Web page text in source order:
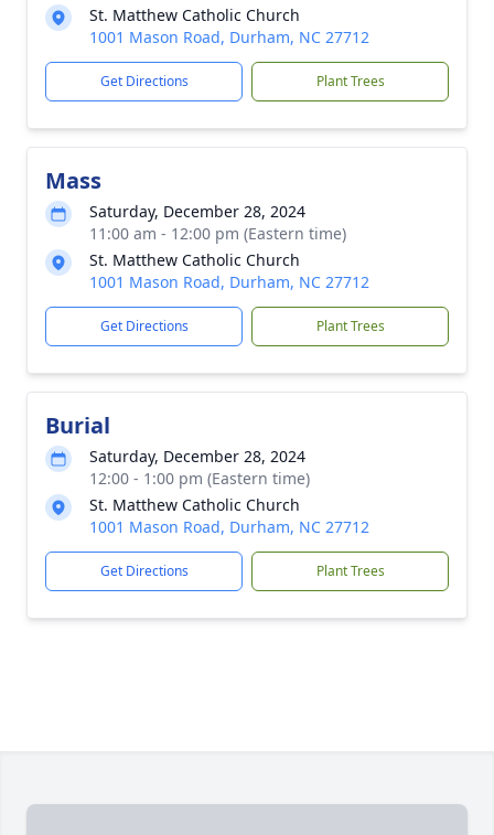
St. Matthew Catholic Church
1001 Mason Road, Durham, NC 27712
Get Directions Plant Trees
Mass
Saturday, December 28, 2024
11:00 am - 12:00 pm (Eastern time)
St. Matthew Catholic Church
1001 Mason Road, Durham, NC 27712
Get Directions Plant Trees
Burial
Saturday, December 28, 2024
12:00 - 1:00 pm (Eastern time)
St. Matthew Catholic Church
1001 Mason Road, Durham, NC 27712
Get Directions Plant Trees